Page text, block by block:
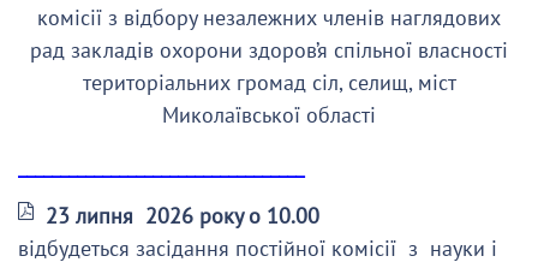
комісії з відбору незалежних членів наглядових
рад закладів охорони здоров’я спільної власності
територіальних громад сіл, селищ, міст
Миколаївської області
23 липня 2026 року о 10.00
відбудеться засідання постійної комісії з науки і